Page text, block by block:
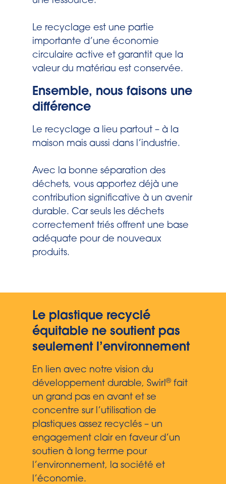
Le recyclage est une partie
importante d’une économie
circulaire active et garantit que la
valeur du matériau est conservée.
Ensemble, nous faisons une
différence
Le recyclage a lieu partout – à la
maison mais aussi dans l’industrie.
Avec la bonne séparation des
déchets, vous apportez déjà une
contribution significative à un avenir
durable. Car seuls les déchets
correctement triés offrent une base
adéquate pour de nouveaux
produits.
Le plastique recyclé
équitable ne soutient pas
seulement l’environnement
En lien avec notre vision du
développement durable, Swirl® fait
un grand pas en avant et se
concentre sur l’utilisation de
plastiques assez recyclés – un
engagement clair en faveur d’un
soutien à long terme pour
l’environnement, la société et
l’économie.